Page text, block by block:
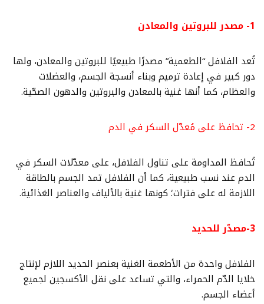
1- مصدر للبروتين والمعادن
تُعد الفلافل “الطعمية” مصدرًا طبيعيًا للبروتين والمعادن، ولها
دور كبير في إعادة ترميم وبناء أنسجة الجسم، والعضلات
والعظام، كما أنها غنية بالمعادن والبروتين والدهون الصحّية.
2- تحافظ على مُعدّل السكر في الدم
تُحافظ المداومة على تناول الفلافل، على معدّلات السكر في
الدم عند نسب طبيعية، كما أن الفلافل تمد الجسم بالطاقة
اللازمة له على فترات؛ كونها غنية بالألياف والعناصر الغذائية.
3-مصدّر للحديد
الفلافل واحدة من الأطعمة الغنية بعنصر الحديد اللازم لإنتاج
خلايا الدّم الحمراء، والتي تساعد على نقل الأكسجين لجميع
أعضاء الجسم.